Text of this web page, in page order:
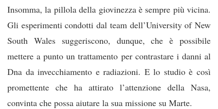
Insomma, la pillola della giovinezza è sempre più vicina.
Gli esperimenti condotti dal team dell’University of New
South Wales suggeriscono, dunque, che è possibile
mettere a punto un trattamento per contrastare i danni al
Dna da invecchiamento e radiazioni. E lo studio è così
promettente che ha attirato l’attenzione della Nasa,
convinta che possa aiutare la sua missione su Marte.